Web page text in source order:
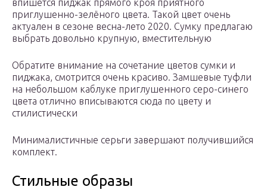
впишется пиджак прямого кроя приятного
приглушенно-зелёного цвета. Такой цвет очень
актуален в сезоне весна-лето 2020. Сумку предлагаю
выбрать довольно крупную, вместительную
Обратите внимание на сочетание цветов сумки и
пиджака, смотрится очень красиво. Замшевые туфли
на небольшом каблуке приглушенного серо-синего
цвета отлично вписываются сюда по цвету и
стилистически
Минималистичные серьги завершают получившийся
комплект.
Стильные образы